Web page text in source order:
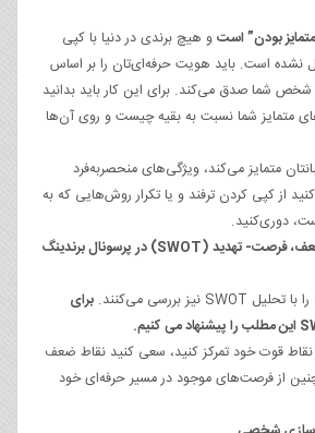
بودن” استو هیچ برندی در دنیا با کپی
نشده است. باید هویت حرفه‌ای‌تان را بر اساس
شخص شما صدق می‌کند. برای این کار باید بدانید
متمایز شما نسبت به بقیه چیست و روی آن‌ها
متمایز می‌کند، ویژگی‌های منحصربه‌فرد
از کپی کردن ترفند و یا تکرار روش‌هایی که به
دوری‌کنید.
SWOT) در پرسونال برندینگ
را با تحلیل SWOT نیز بررسی می‌کنند.
برای
قوت خود تمرکز کنید، سعی کنید نقاط ضعف
از فرصت‌های موجود در مسیر حرفه‌ای خود